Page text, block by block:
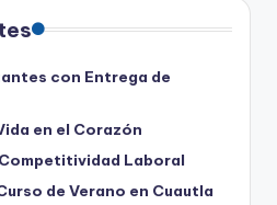
con Entrega de
en el Corazón
Laboral
de Verano en Cuautla